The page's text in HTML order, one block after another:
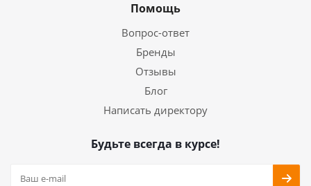
Помощь
Вопрос-ответ
Бренды
Отзывы
Блог
Написать директору
Будьте всегда в курсе!